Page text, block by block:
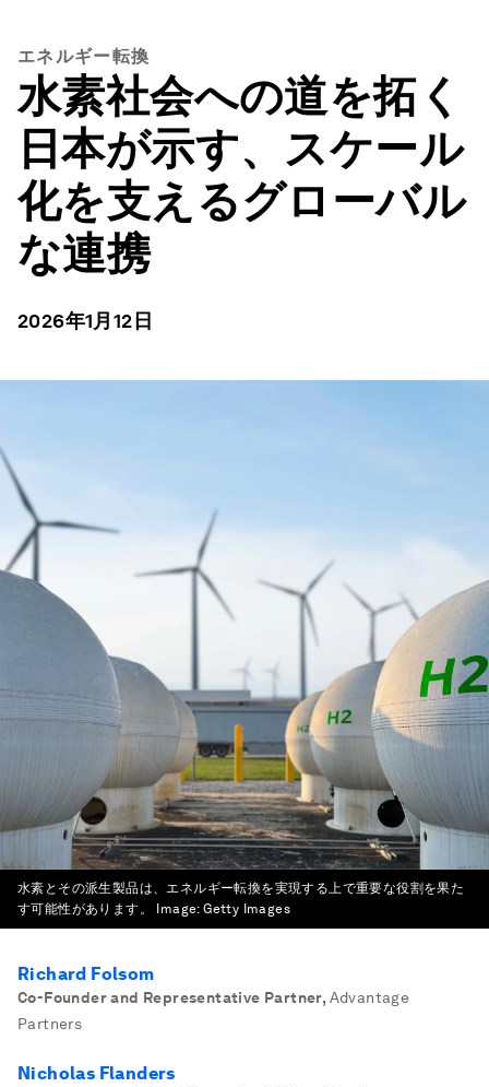
エネルギー転換
水素社会への道を拓く
日本が示す、スケール
化を支えるグローバル
な連携
2026年1月12日
水素とその派生製品は、エネルギー転換を実現する上で重要な役割を果た
す可能性があります。
Image:Getty Images
Richard Folsom
Co-Founder and Representative Partner, Advantage
Partners
Nicholas Flanders